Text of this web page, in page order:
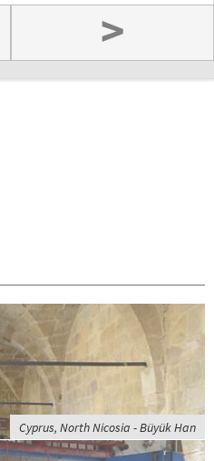
>
Cyprus, North Nicosia - Büyük Han